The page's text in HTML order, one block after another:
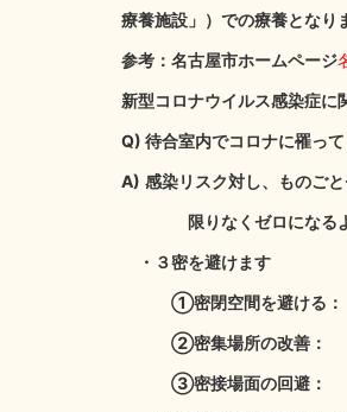
療養施設」）での療養となり
参考：名古屋市ホームページ
新型コロナウイルス感染症に
Q) 待合室内でコロナに罹っ
A) 感染リスク対し、ものごと
限りなくゼロになるよう
・３密を避けます
①密閉空間を避ける：
②密集場所の改善：
③密接場面の回避：